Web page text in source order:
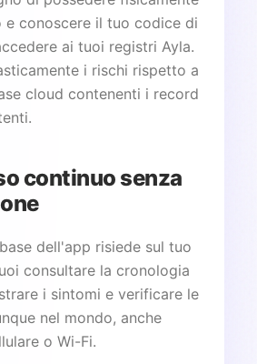
e conoscere il tuo codice di
ai tuoi registri Ayla.
i rischi rispetto a
cloud contenenti i record
continuo senza
dell'app risiede sul tuo
consultare la cronologia
i sintomi e verificare le
nel mondo, anche
o Wi-Fi.